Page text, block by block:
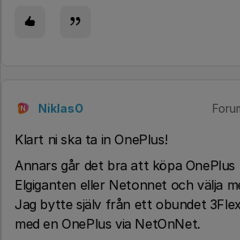
N NiklasO
Klart ni ska ta in OnePlus!
Annars går det bra att köpa OnePlus
Elgiganten eller Netonnet och välja
Jag bytte själv från ett obundet
med en OnePlus via NetOnNet.